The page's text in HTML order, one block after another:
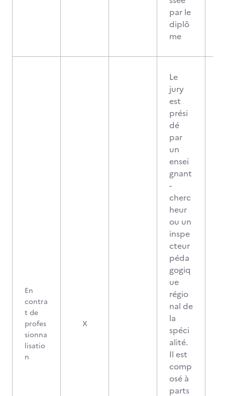
par le
diplô
me
En
contra
t de
profes
sionna
lisatio
n
X
Le
jury
est
prési
dé
par
un
ensei
gnant
-
cherc
heur
ou un
inspe
cteur
péda
gogiq
ue
régio
nal de
la
spéci
alité.
Il est
comp
osé à
parts